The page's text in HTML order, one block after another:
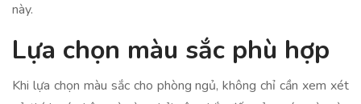
này.
Lựa chọn màu sắc phù hợp
Khi lựa chọn màu sắc cho phòng ngủ, không chỉ cần xem xét